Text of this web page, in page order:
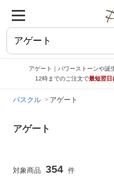
アゲート｜パワーストーンや誕
12時までのご注文で最短翌日
パスクル アゲート
アゲート
354